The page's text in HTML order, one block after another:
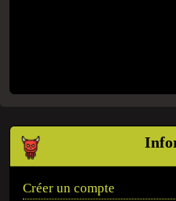
Créer un compte